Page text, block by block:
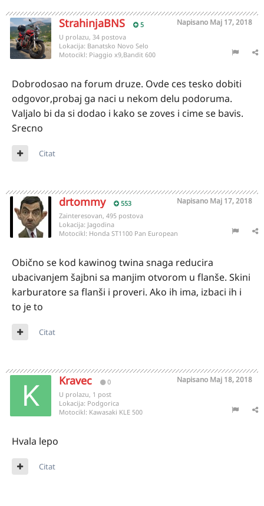
StrahinjaBNS 5 Napisano Maj 17, 2018
U prolazu, 34 postova
Lokacija: Banatsko Novo Selo
Motocikl: Piaggio x9,Bandit 600
Dobrodosao na forum druze. Ovde ces tesko dobiti
odgovor,probaj ga naci u nekom delu podoruma.
Valjalo bi da si dodao i kako se zoves i cime se bavis.
Srecno
Citat
drtommy 553 Napisano Maj 17, 2018
Zainteresovan, 495 postova
Lokacija: Jagodina
Motocikl: Honda ST1100 Pan European
Obično se kod kawinog twina snaga reducira
ubacivanjem šajbni sa manjim otvorom u flanše. Skini
karburatore sa flanši i proveri. Ako ih ima, izbaci ih i
to je to
Citat
Kravec 0 Napisano Maj 18, 2018
U prolazu, 1 post
Lokacija: Podgorica
Motocikl: Kawasaki KLE 500
Hvala lepo
Citat